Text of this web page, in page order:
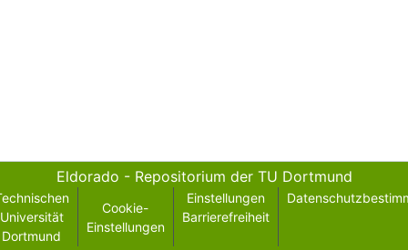
Eldorado - Repositorium der TU Dortmund
Universität
Dortmund
Cookie-
Einstellungen
Einstellungen
Barrierefreiheit